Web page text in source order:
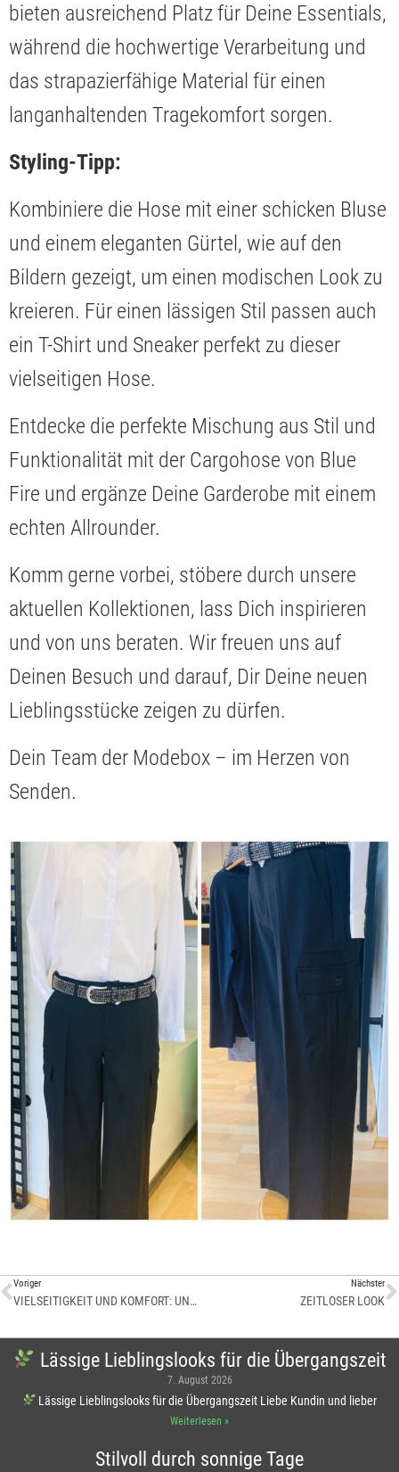
bieten ausreichend Platz für Deine Essentials,
während die hochwertige Verarbeitung und
das strapazierfähige Material für einen
langanhaltenden Tragekomfort sorgen.
Styling-Tipp:
Kombiniere die Hose mit einer schicken Bluse
und einem eleganten Gürtel, wie auf den
Bildern gezeigt, um einen modischen Look zu
kreieren. Für einen lässigen Stil passen auch
ein T-Shirt und Sneaker perfekt zu dieser
vielseitigen Hose.
Entdecke die perfekte Mischung aus Stil und
Funktionalität mit der Cargohose von Blue
Fire und ergänze Deine Garderobe mit einem
echten Allrounder.
Komm gerne vorbei, stöbere durch unsere
aktuellen Kollektionen, lass Dich inspirieren
und von uns beraten. Wir freuen uns auf
Deinen Besuch und darauf, Dir Deine neuen
Lieblingsstücke zeigen zu dürfen.
Dein Team der Modebox – im Herzen von
Senden.
Voriger
VIELSEITIGKEIT UND KOMFORT: UNSERE SILBERGRAUE JERSEY-HOSE
Nächster
ZEITLOSER LOOK
Lässige Lieblingslooks für die Übergangszeit
7. August 2026
Lässige Lieblingslooks für die Übergangszeit Liebe Kundin und lieber
Weiterlesen »
Stilvoll durch sonnige Tage